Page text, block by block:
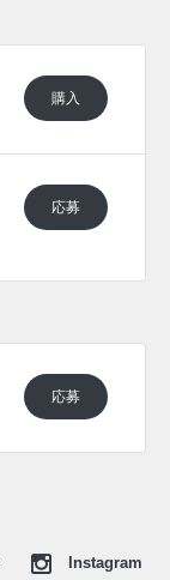
購入
応募
応募
Instagram